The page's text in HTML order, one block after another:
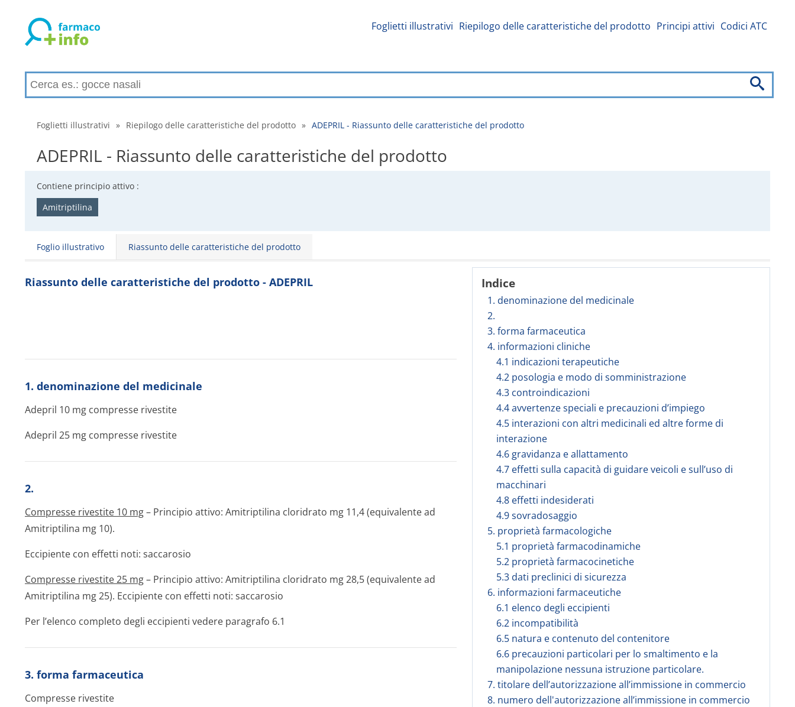
Foglietti illustrativi Riepilogo delle caratteristiche del prodotto Principi attivi Codici ATC
Foglietti illustrativi » Riepilogo delle caratteristiche del prodotto » ADEPRIL - Riassunto delle caratteristiche del prodotto
ADEPRIL - Riassunto delle caratteristiche del prodotto
Contiene principio attivo :
Amitriptilina
Foglio illustrativo Riassunto delle caratteristiche del prodotto
Indice
1. denominazione del medicinale
2.
3. forma farmaceutica
4. informazioni cliniche
4.1 indicazioni terapeutiche
4.2 posologia e modo di somministrazione
4.3 controindicazioni
4.4 avvertenze speciali e precauzioni d’impiego
4.5 interazioni con altri medicinali ed altre forme di
interazione
4.6 gravidanza e allattamento
4.7 effetti sulla capacità di guidare veicoli e sull’uso di
macchinari
4.8 effetti indesiderati
4.9 sovradosaggio
5. proprietà farmacologiche
5.1 proprietà farmacodinamiche
5.2 proprietà farmacocinetiche
5.3 dati preclinici di sicurezza
6. informazioni farmaceutiche
6.1 elenco degli eccipienti
6.2 incompatibilità
6.5 natura e contenuto del contenitore
6.6 precauzioni particolari per lo smaltimento e la
manipolazione nessuna istruzione particolare.
7. titolare dell’autorizzazione all’immissione in commercio
8. numero dell'autorizzazione all’immissione in commercio
Riassunto delle caratteristiche del prodotto - ADEPRIL
1. denominazione del medicinale
Adepril 10 mg compresse rivestite
Adepril 25 mg compresse rivestite
2.
Compresse rivestite 10 mg– Principio attivo: Amitriptilina cloridrato mg 11,4 (equivalente ad
Amitriptilina mg 10).
Eccipiente con effetti noti: saccarosio
Compresse rivestite 25 mg– Principio attivo: Amitriptilina cloridrato mg 28,5 (equivalente ad
Amitriptilina mg 25). Eccipiente con effetti noti: saccarosio
Per l’elenco completo degli eccipienti vedere paragrafo 6.1
3. forma farmaceutica
Compresse rivestite